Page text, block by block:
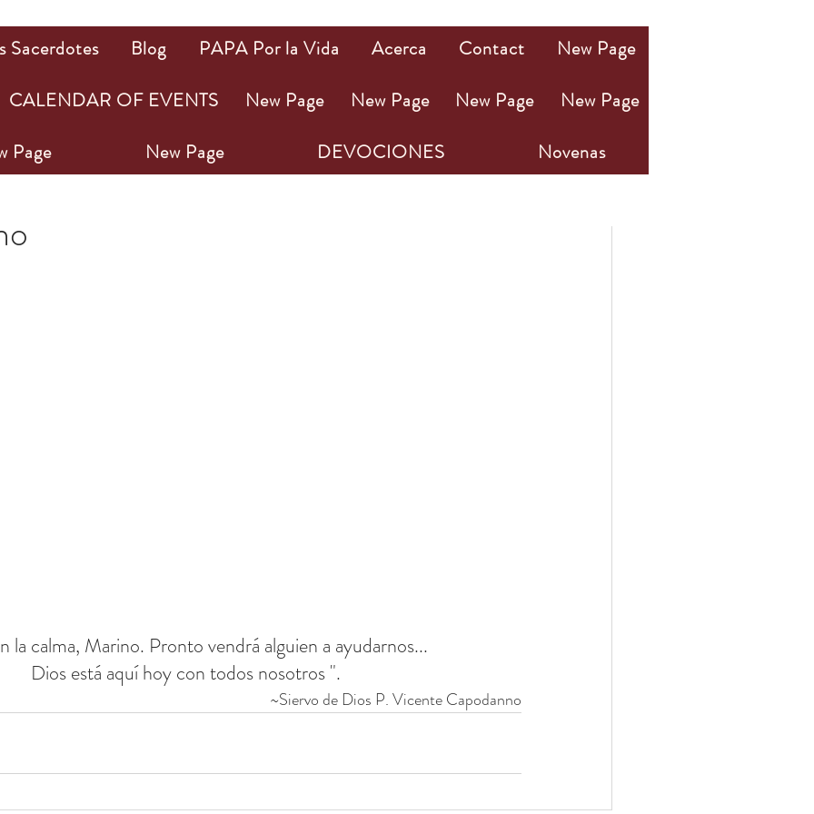
la calma, Marino. Pronto vendrá alguien a ayudarnos...
Dios está aquí hoy con todos nosotros ".
~Siervo de Dios P. Vicente Capodanno
Sacerdotes Blog PAPA Por la Vida Acerca Contact
New Page
CALENDAR OF EVENTS New Page New Page New Page
New Page
Page New Page DEVOCIONES Novenas